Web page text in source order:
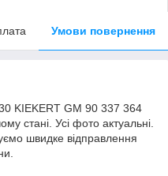
Умови повернення
KIEKERT GM 90 337 364
стані. Усі фото актуальні.
швидке відправлення